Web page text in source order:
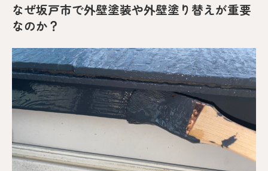
なぜ坂戸市で外壁塗装や外壁塗り替えが重要
なのか？